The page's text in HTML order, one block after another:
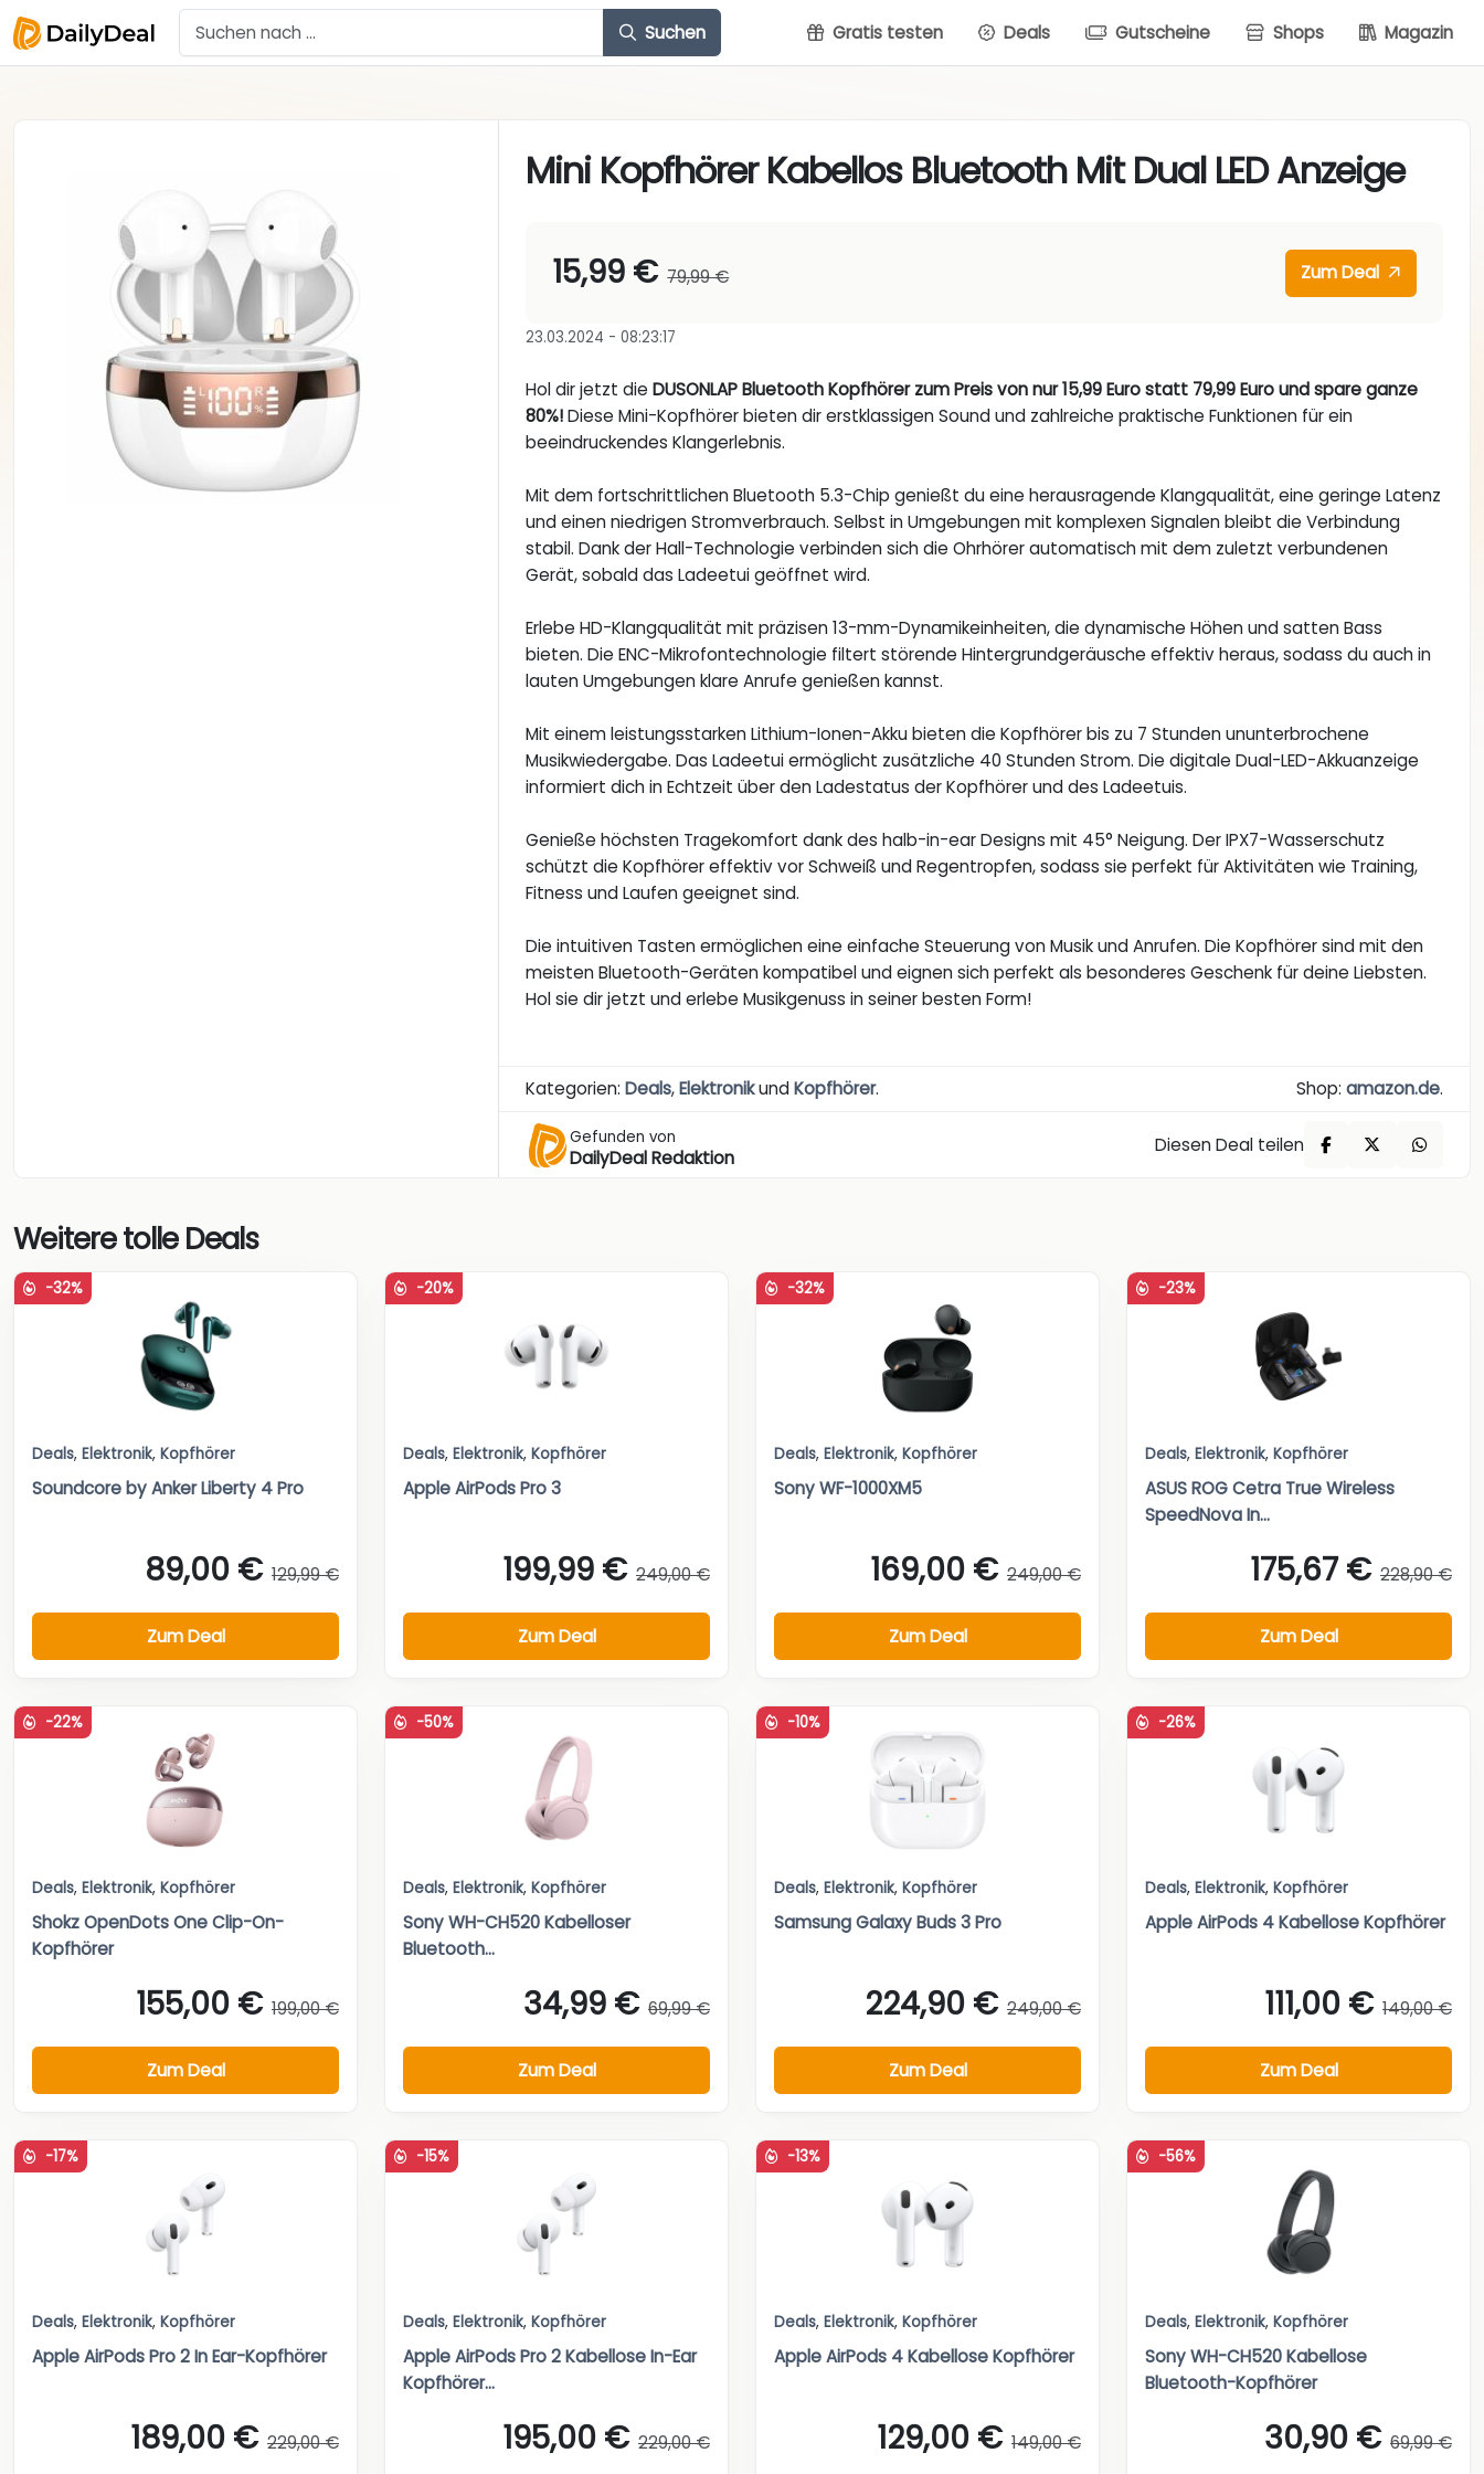
Suchen Gratis testen Deals Gutscheine Shops Magazin
Mini Kopfhörer Kabellos Bluetooth Mit Dual LED Anzeige
15,99 € 79,99 € Zum Deal
23.03.2024 - 08:23:17
Hol dir jetzt dieDUSONLAP Bluetooth Kopfhörer zum Preis von nur 15,99 Euro statt 79,99 Euro und spare ganze
80%!Diese Mini-Kopfhörer bieten dir erstklassigen Sound und zahlreiche praktische Funktionen für ein
beeindruckendes Klangerlebnis.
Mit dem fortschrittlichen Bluetooth 5.3-Chip genießt du eine herausragende Klangqualität, eine geringe Latenz
und einen niedrigen Stromverbrauch. Selbst in Umgebungen mit komplexen Signalen bleibt die Verbindung
stabil. Dank der Hall-Technologie verbinden sich die Ohrhörer automatisch mit dem zuletzt verbundenen
Gerät, sobald das Ladeetui geöffnet wird.
Erlebe HD-Klangqualität mit präzisen 13-mm-Dynamikeinheiten, die dynamische Höhen und satten Bass
bieten. Die ENC-Mikrofontechnologie filtert störende Hintergrundgeräusche effektiv heraus, sodass du auch in
lauten Umgebungen klare Anrufe genießen kannst.
Mit einem leistungsstarken Lithium-Ionen-Akku bieten die Kopfhörer bis zu 7 Stunden ununterbrochene
Musikwiedergabe. Das Ladeetui ermöglicht zusätzliche 40 Stunden Strom. Die digitale Dual-LED-Akkuanzeige
informiert dich in Echtzeit über den Ladestatus der Kopfhörer und des Ladeetuis.
Genieße höchsten Tragekomfort dank des halb-in-ear Designs mit 45° Neigung. Der IPX7-Wasserschutz
schützt die Kopfhörer effektiv vor Schweiß und Regentropfen, sodass sie perfekt für Aktivitäten wie Training,
Fitness und Laufen geeignet sind.
Die intuitiven Tasten ermöglichen eine einfache Steuerung von Musik und Anrufen. Die Kopfhörer sind mit den
meisten Bluetooth-Geräten kompatibel und eignen sich perfekt als besonderes Geschenk für deine Liebsten.
Hol sie dir jetzt und erlebe Musikgenuss in seiner besten Form!
Kategorien:Deals,ElektronikundKopfhörer. Shop: amazon.de.
Gefunden von
DailyDeal Redaktion
Diesen Deal teilen
Weitere tolle Deals
-32%
Deals, Elektronik, Kopfhörer
Soundcore by Anker Liberty 4 Pro
89,00 € 129,99 €
Zum Deal
-20%
Deals, Elektronik, Kopfhörer
Apple AirPods Pro 3
199,99 € 249,00 €
Zum Deal
-32%
Deals, Elektronik, Kopfhörer
Sony WF-1000XM5
169,00 € 249,00 €
Zum Deal
-23%
Deals, Elektronik, Kopfhörer
ASUS ROG Cetra True Wireless
SpeedNova In...
175,67 € 228,90 €
Zum Deal
-22%
Deals, Elektronik, Kopfhörer
Shokz OpenDots One Clip-On-
Kopfhörer
155,00 € 199,00 €
Zum Deal
-50%
Deals, Elektronik, Kopfhörer
Sony WH-CH520 Kabelloser
Bluetooth...
34,99 € 69,99 €
Zum Deal
-10%
Deals, Elektronik, Kopfhörer
Samsung Galaxy Buds 3 Pro
224,90 € 249,00 €
Zum Deal
-26%
Deals, Elektronik, Kopfhörer
Apple AirPods 4 Kabellose Kopfhörer
111,00 € 149,00 €
Zum Deal
-17%
Deals, Elektronik, Kopfhörer
Apple AirPods Pro 2 In Ear-Kopfhörer
189,00 € 229,00 €
-15%
Deals, Elektronik, Kopfhörer
Apple AirPods Pro 2 Kabellose In-Ear
Kopfhörer...
195,00 € 229,00 €
-13%
Deals, Elektronik, Kopfhörer
Apple AirPods 4 Kabellose Kopfhörer
129,00 € 149,00 €
-56%
Deals, Elektronik, Kopfhörer
Sony WH-CH520 Kabellose
Bluetooth-Kopfhörer
30,90 € 69,99 €